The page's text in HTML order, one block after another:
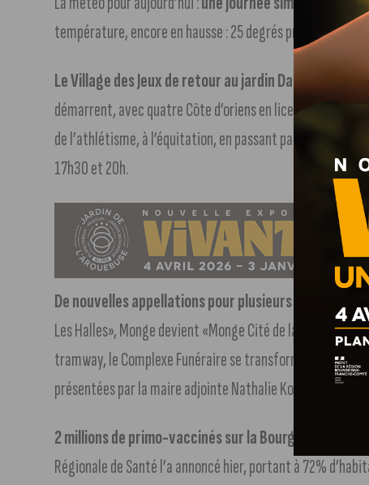
température, encore en hausse : 25 degrés prévus à la mi-
Le Village des Jeux de retour au jardin Darcy
démarrent, avec quatre Côte d’oriens en lice. A Darcy,
de l’athlétisme, à l’équitation, en passant par la
17h30 et 20h.
De nouvelles appellations pour plusieurs arrêts de
Les Halles», Monge devient «Monge Cité de la
tramway, le Complexe Funéraire se transforme en «Site
présentées par la maire adjointe Nathalie Koenders.
2 millions de primo-vaccinés sur la Bourgogne-
Régionale de Santé l’a annoncé hier, portant à 72%